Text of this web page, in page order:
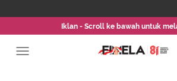
Iklan - Scroll ke bawah untuk